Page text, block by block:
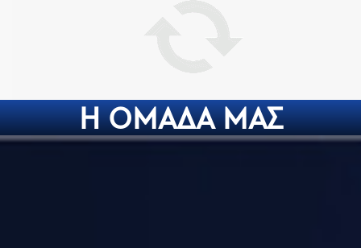
Η ΟΜΑΔΑ ΜΑΣ